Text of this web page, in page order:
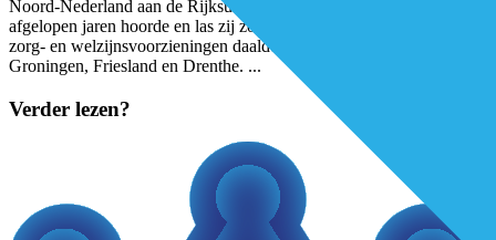
Noord-Nederland aan de Rijksuniversiteit Groningen. Jazeker, in de
afgelopen jaren hoorde en las zij zoals zovelen dat het niveau van de
zorg- en welzijnsvoorzieningen daalde in bepaalde regio’s binnen
Groningen, Friesland en Drenthe. ...
Verder lezen?